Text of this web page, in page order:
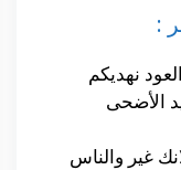
:
نهديكم
الأضحى
غير والناس